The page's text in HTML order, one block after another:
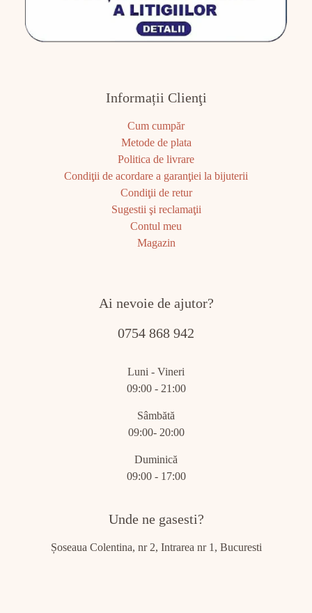
Informații Clienţi
Cum cumpăr
Metode de plata
Politica de livrare
Condiţii de acordare a garanţiei la bijuterii
Condiţii de retur
Sugestii şi reclamaţii
Contul meu
Magazin
Ai nevoie de ajutor?
0754 868 942
Luni - Vineri
09:00 - 21:00
Sâmbătă
09:00- 20:00
Duminică
09:00 - 17:00
Unde ne gasesti?
Șoseaua Colentina, nr 2, Intrarea nr 1, Bucuresti